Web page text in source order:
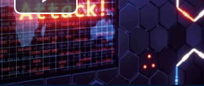
Play
Video